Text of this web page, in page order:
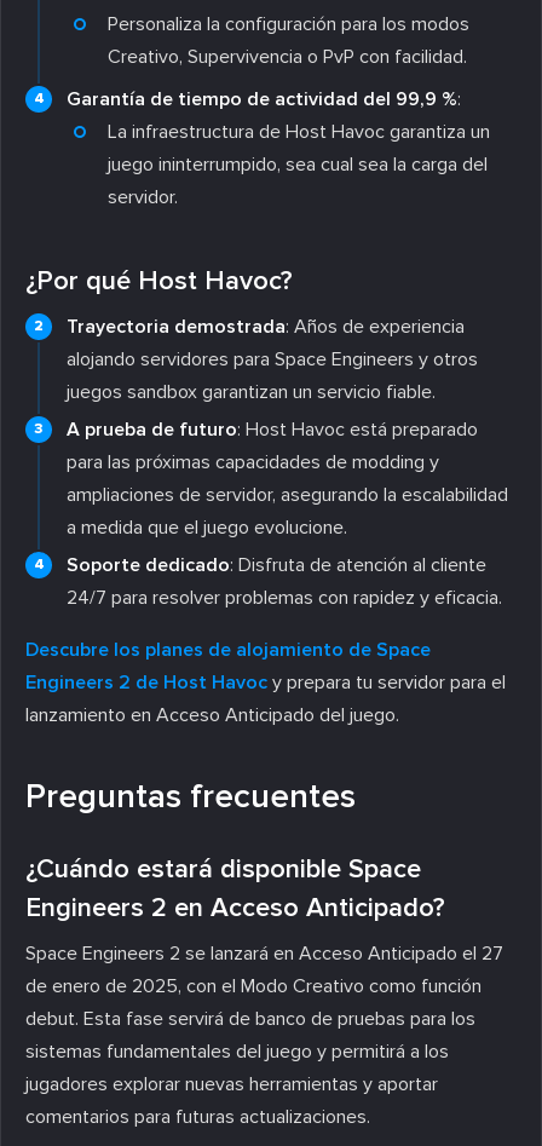
Personaliza la configuración para los modos
Creativo, Supervivencia o PvP con facilidad.
Garantía de tiempo de actividad del 99,9 %:
La infraestructura de Host Havoc garantiza un
juego ininterrumpido, sea cual sea la carga del
servidor.
¿Por qué Host Havoc?
Trayectoria demostrada: Años de experiencia
alojando servidores para Space Engineers y otros
juegos sandbox garantizan un servicio fiable.
A prueba de futuro: Host Havoc está preparado
para las próximas capacidades de modding y
ampliaciones de servidor, asegurando la escalabilidad
a medida que el juego evolucione.
Soporte dedicado: Disfruta de atención al cliente
24/7 para resolver problemas con rapidez y eficacia.
Descubre los planes de alojamiento de Space
Engineers 2 de Host Havoc y prepara tu servidor para el
lanzamiento en Acceso Anticipado del juego.
Preguntas frecuentes
¿Cuándo estará disponible Space
Engineers 2 en Acceso Anticipado?
Space Engineers 2 se lanzará en Acceso Anticipado el 27
de enero de 2025, con el Modo Creativo como función
debut. Esta fase servirá de banco de pruebas para los
sistemas fundamentales del juego y permitirá a los
jugadores explorar nuevas herramientas y aportar
comentarios para futuras actualizaciones.